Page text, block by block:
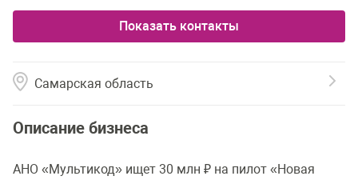
Показать контакты
Самарская область
Описание бизнеса
АНО «Мультикод» ищет 30 млн ₽ на пилот «Новая